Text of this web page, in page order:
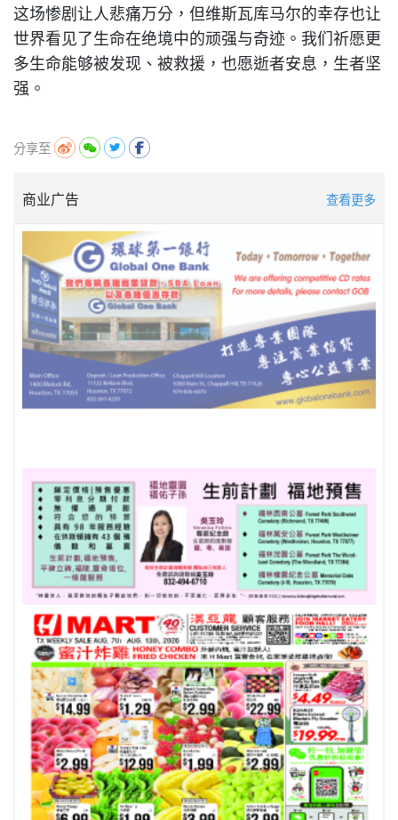
这场惨剧让人悲痛万分，但维斯瓦库马尔的幸存也让
世界看见了生命在绝境中的顽强与奇迹。我们祈愿更
多生命能够被发现、被救援，也愿逝者安息，生者坚
强。
分享至
商业广告 查看更多